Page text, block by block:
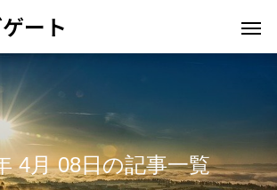
ート
4月 08日の記事一覧